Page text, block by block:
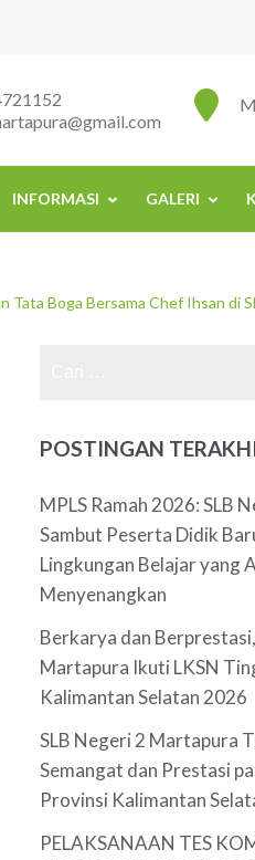
INFORMASI GALERI
Tata Boga Bersama Chef Ihsan di
POSTINGAN
MPLS Ramah 2026: SLB
Sambut Peserta Didik
Lingkungan Belajar yang
Menyenangkan
Berkarya dan
Martapura Ikuti LKSN
Kalimantan Selatan 2026
SLB Negeri 2 Martapura
Semangat dan Prestasi
Provinsi Kalimantan
PELAKSANAAN TES